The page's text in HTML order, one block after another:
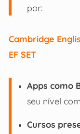
por:
Cambridge
EF SET
Apps como
seu nível
Cursos